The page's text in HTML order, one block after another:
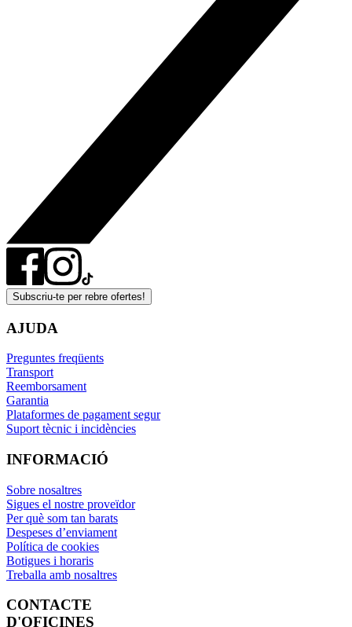
Subscriu-te per rebre ofertes!
AJUDA
Preguntes freqüents
Transport
Reemborsament
Garantia
Plataformes de pagament segur
Suport tècnic i incidències
INFORMACIÓ
Sobre nosaltres
Sigues el nostre proveïdor
Per què som tan barats
Despeses d’enviament
Política de cookies
Botigues i horaris
Treballa amb nosaltres
CONTACTE
D'OFICINES